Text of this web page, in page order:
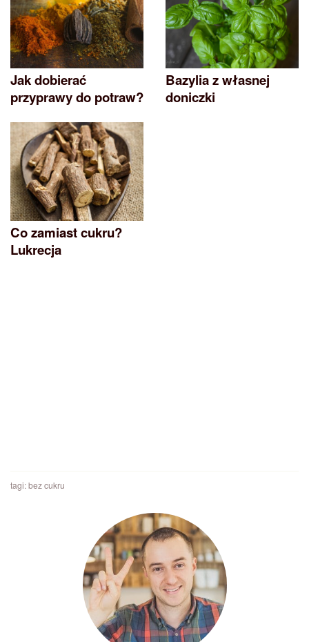
Jak dobierać
przyprawy do potraw?
Bazylia z własnej
doniczki
Co zamiast cukru?
Lukrecja
tagi:bez cukru